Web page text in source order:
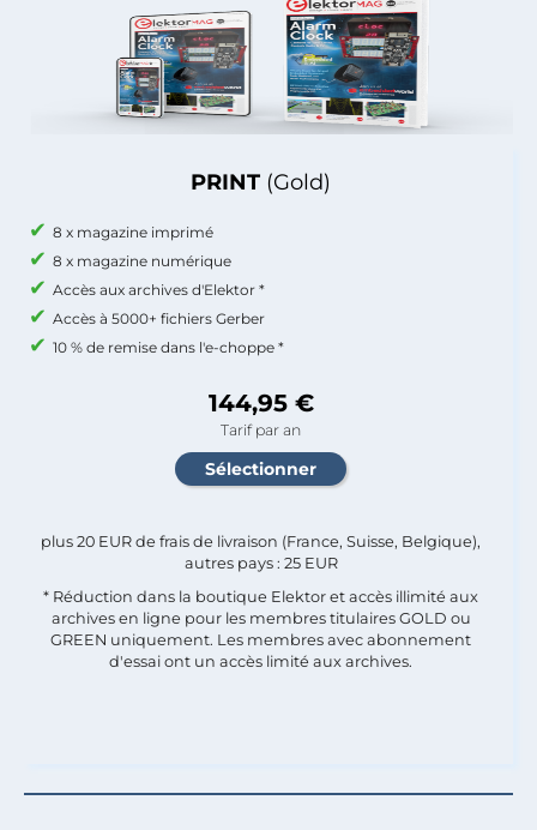
PRINT (Gold)
8 x magazine imprimé
8 x magazine numérique
Accès aux archives d'Elektor *
Accès à 5000+ fichiers Gerber
10 % de remise dans l'e-choppe *
144,95 €
Tarif par an
plus 20 EUR de frais de livraison (France, Suisse, Belgique),
autres pays : 25 EUR
* Réduction dans la boutique Elektor et accès illimité aux
archives en ligne pour les membres titulaires GOLD ou
GREEN uniquement. Les membres avec abonnement
d'essai ont un accès limité aux archives.